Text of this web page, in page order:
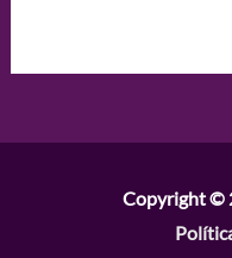
Copyright ©